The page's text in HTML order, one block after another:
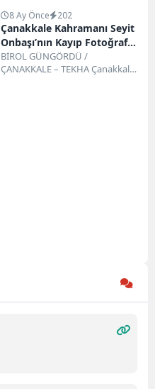
8 Ay Önce 202
Çanakkale Kahramanı Seyit
Onbaşı’nın Kayıp Fotoğrafı
ve Belgesi Gün Yüzüne Çıktı
BİROL GÜNGÖRDÜ /
ÇANAKKALE – TEKHA Çanakkale